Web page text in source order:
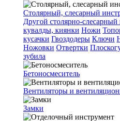
Столярный, слесарный
Другой столярно-слесарный
кувалды, киянки Ножи
кусачки Гвоздодеры Ключи
Ножовки Отвертки
зубила
Бетоносмеситель
Вентиляторы и
Замки